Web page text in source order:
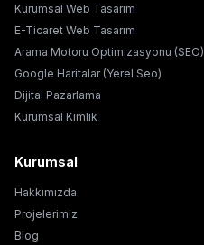
Kurumsal Web Tasarım
E-Ticaret Web Tasarım
Arama Motoru Optimizasyonu (SEO)
Google Haritalar (Yerel Seo)
Dijital Pazarlama
Kurumsal Kimlik
Kurumsal
Hakkımızda
Projelerimiz
Blog